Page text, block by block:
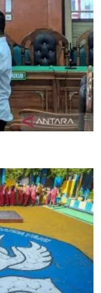
Amsal Sitepu karena